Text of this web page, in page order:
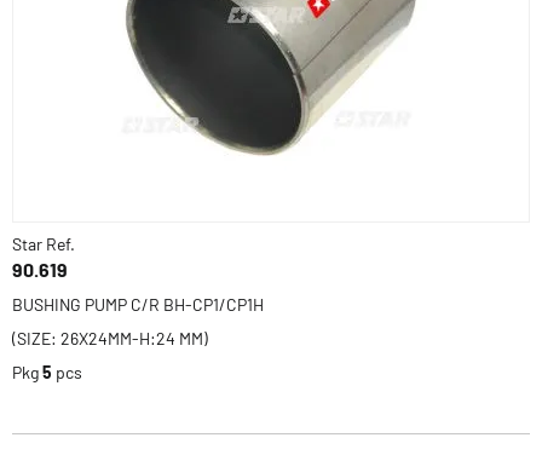
Star Ref.
90.619
BUSHING PUMP C/R BH-CP1/CP1H
(SIZE: 26X24MM-H:24 MM)
Pkg5 pcs